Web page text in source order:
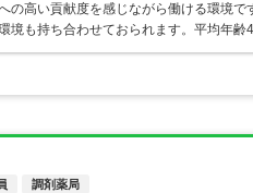
の高い貢献度を感じながら働ける環境
境も持ち合わせておられます。平均年
調剤薬局